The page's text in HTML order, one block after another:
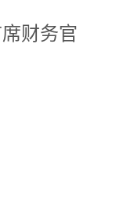
席财务官